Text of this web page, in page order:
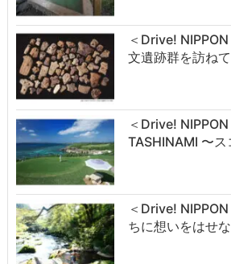
＜Drive!
文遺跡群を訪ねて
＜Drive!
TASHINAMI 〜
＜Drive!
ちに想いをはせ